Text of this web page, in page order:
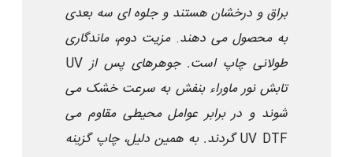
براق و درخشان هستند و جلوه ای سه بعدی
به محصول می دهند.مزیت دوم، ماندگاری
طولانی چاپ است. جوهرهای UVپس از
تابش نور ماوراء بنفش به سرعت خشک می
شوند و در برابر عوامل محیطی مقاوم می
گردند. به همین دلیل، چاپUV DTF
گزینه